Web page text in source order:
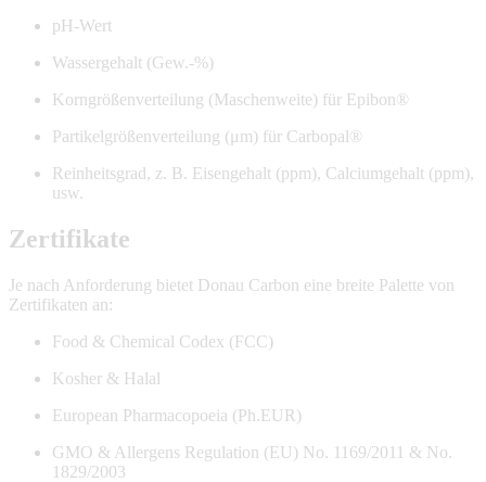
pH-Wert
Wassergehalt (Gew.-%)
Korngrößenverteilung (Maschenweite) für Epibon®
Partikelgrößenverteilung (μm) für Carbopal®
Reinheitsgrad, z. B. Eisengehalt (ppm), Calciumgehalt (ppm),
usw.
Zertifikate
Je nach Anforderung bietet Donau Carbon eine breite Palette von
Zertifikaten an:
Food & Chemical Codex (FCC)
Kosher & Halal
European Pharmacopoeia (Ph.EUR)
GMO & Allergens Regulation (EU) No. 1169/2011 & No.
1829/2003